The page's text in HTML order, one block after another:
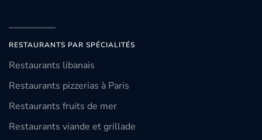
RESTAURANTS PAR SPÉCIALITÉS
Restaurants libanais
Restaurants pizzerias à Paris
Restaurants fruits de mer
Restaurants viande et grillade